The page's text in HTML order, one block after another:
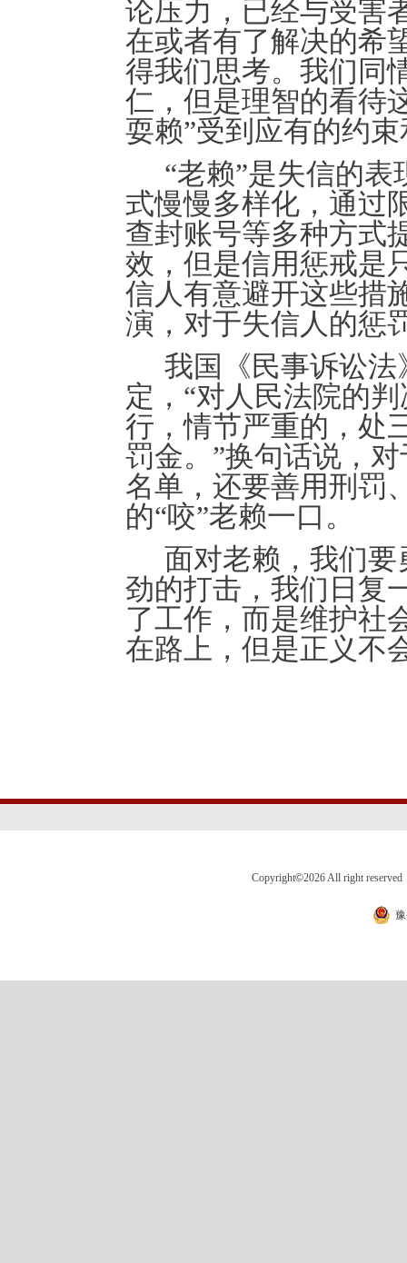
论压力，已经与受害
在或者有了解决的希
得我们思考。 我们同
仁，但是理智的看待
耍赖”受到应有的约束
“老赖”是失信的
式慢慢多样化，通过
查封账号等多种方式
效，但是信用惩戒是
信人有意避开这些措
演，对于失信人的惩
我国
《民事诉讼法
定， “对人民法院的
行，情节严重的，处
罚金。”换句话说，
名单 ，还要善用刑罚
的“咬”老赖一口 。
面对老赖，我们
劲的打击，我们日复
了工作，而是维护社
在路上，但是正义不
Copyright©2026 All right